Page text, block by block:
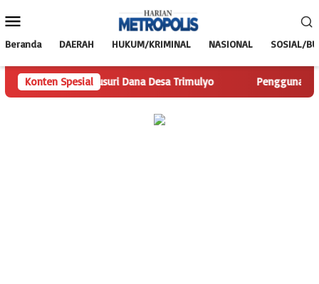
ke
Mobile
Beranda DAERAH HUKUM/KRIMINAL NASIONAL SOSIAL/
Konten Spesial
Telusuri Dana Desa Trimulyo Pengguna Jalan